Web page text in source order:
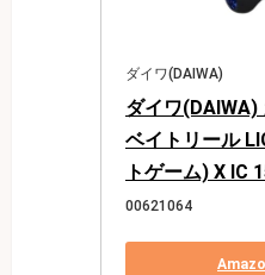
ダイワ(DAIWA)
ダイワ(DAIWA)
ベイトリール
トゲーム) X IC
00621064